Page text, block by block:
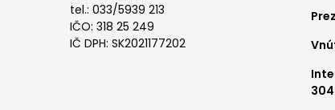
tel.: 033/5939 213
IČO: 318 25 249
IČ DPH: SK2021177202